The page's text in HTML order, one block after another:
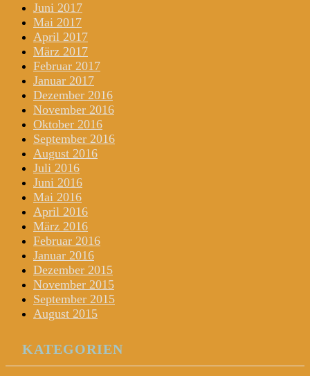
Juni 2017
Mai 2017
April 2017
März 2017
Februar 2017
Januar 2017
Dezember 2016
November 2016
Oktober 2016
September 2016
August 2016
Juli 2016
Juni 2016
Mai 2016
April 2016
März 2016
Februar 2016
Januar 2016
Dezember 2015
November 2015
September 2015
August 2015
KATEGORIEN